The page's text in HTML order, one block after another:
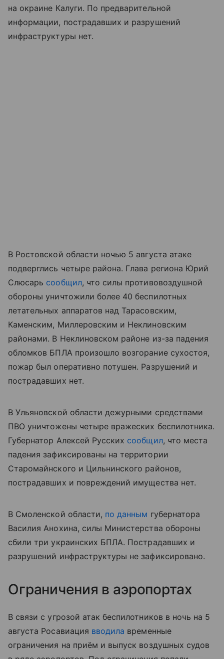
на окраине Калуги. По предварительной
информации, пострадавших и разрушений
инфраструктуры нет.
В Ростовской области ночью 5 августа атаке
подверглись четыре района. Глава региона Юрий
Слюсарь сообщил, что силы противовоздушной
обороны уничтожили более 40 беспилотных
летательных аппаратов над Тарасовским,
Каменским, Миллеровским и Неклиновским
районами. В Неклиновском районе из-за падения
обломков БПЛА произошло возгорание сухостоя,
пожар был оперативно потушен. Разрушений и
пострадавших нет.
В Ульяновской области дежурными средствами
ПВО уничтожены четыре вражеских беспилотника.
Губернатор Алексей Русских сообщил, что места
падения зафиксированы на территории
Старомайнского и Цильнинского районов,
пострадавших и повреждений имущества нет.
В Смоленской области, по данным губернатора
Василия Анохина, силы Министерства обороны
сбили три украинских БПЛА. Пострадавших и
разрушений инфраструктуры не зафиксировано.
Ограничения в аэропортах
В связи с угрозой атак беспилотников в ночь на 5
августа Росавиация вводила временные
ограничения на приём и выпуск воздушных судов